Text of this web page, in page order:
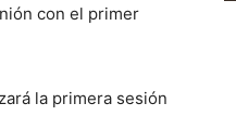
con el primer
la primera sesión